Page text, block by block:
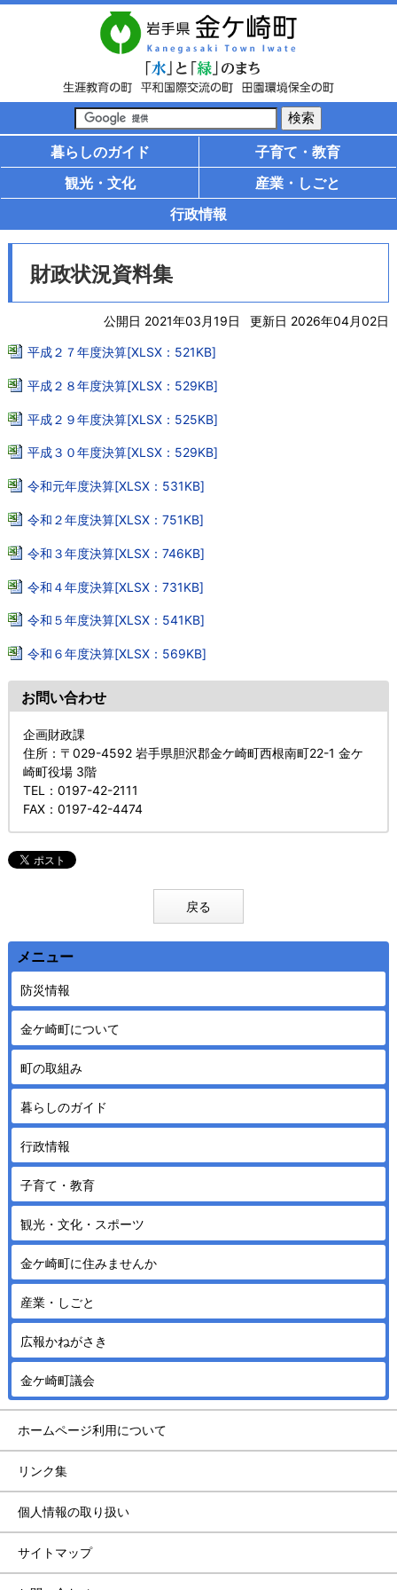
暮らしのガイド
子育て・教育
観光・文化
産業・しごと
行政情報
財政状況資料集
公開日 2021年03月19日 更新日 2026年04月02日
平成２７年度決算[XLSX：521KB]
平成２８年度決算[XLSX：529KB]
平成２９年度決算[XLSX：525KB]
平成３０年度決算[XLSX：529KB]
令和元年度決算[XLSX：531KB]
令和２年度決算[XLSX：751KB]
令和３年度決算[XLSX：746KB]
令和４年度決算[XLSX：731KB]
令和５年度決算[XLSX：541KB]
令和６年度決算[XLSX：569KB]
お問い合わせ
企画財政課
住所：〒029-4592 岩手県胆沢郡金ケ崎町西根南町22-1 金ケ
崎町役場 3階
TEL
：0197-42-2111
FAX：0197-42-4474
戻る
メニュー
防災情報
金ケ崎町について
町の取組み
暮らしのガイド
行政情報
子育て・教育
観光・文化・スポーツ
金ケ崎町に住みませんか
産業・しごと
広報かねがさき
金ケ崎町議会
ホームページ利用について
リンク集
個人情報の取り扱い
サイトマップ